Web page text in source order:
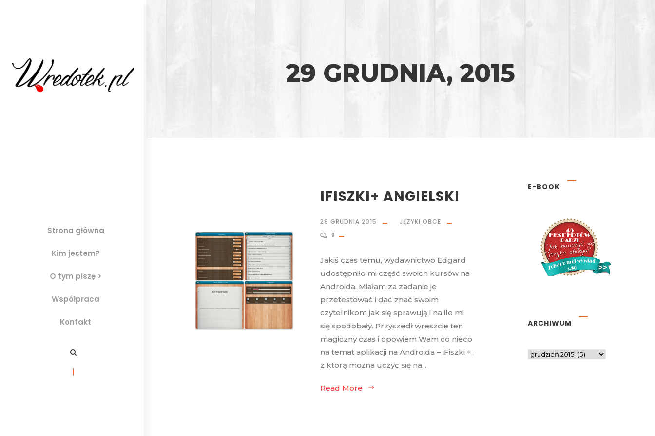
Strona główna
Kim jestem?
O tym piszę >
Współpraca
Kontakt
29 GRUDNIA, 2015
IFISZKI+ ANGIELSKI
29 GRUDNIA 2015
JĘZYKI OBCE
8
Jakiś czas temu, wydawnictwo Edgard
udostępniło mi część swoich kursów na
Androida. Miałam za zadanie je
przetestować i dać znać swoim
czytelnikom jak się sprawują i na ile mi
się spodobały. Przyszedł wreszcie ten
magiczny czas i opowiem Wam co nieco
na temat aplikacji na Androida – iFiszki +,
z którą można uczyć się na...
Read More
E-BOOK
ARCHIWUM